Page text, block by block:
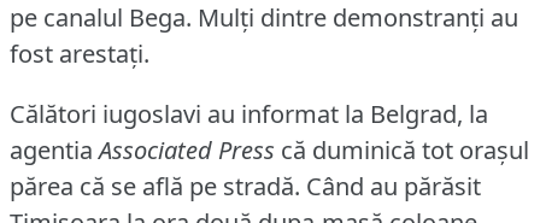
pe canalul Bega. Mulţi dintre demonstranţi au
fost arestaţi.
Călători iugoslavi au informat la Belgrad, la
agentiaAssociated Press că duminică tot oraşul
părea că se află pe stradă. Când au părăsit